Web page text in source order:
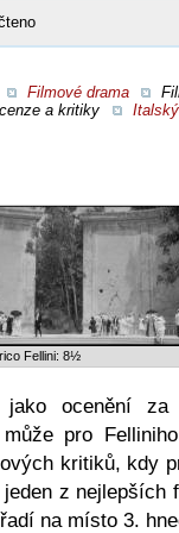
Filmové drama
a kritiky
Fellini: 8½
jako ocenění za
pro
kritiků, kdy
z nejlepších
na místo 3.